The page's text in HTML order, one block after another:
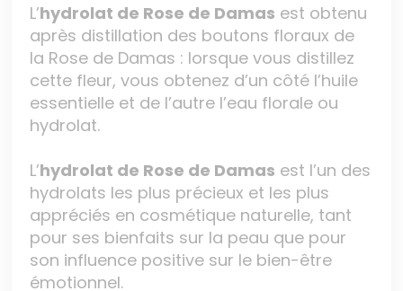
L’hydrolat de Rose de Damas est obtenu
après distillation des boutons floraux de
la Rose de Damas : lorsque vous distillez
cette fleur, vous obtenez d’un côté l’huile
essentielle et de l’autre l’eau florale ou
hydrolat.
L’hydrolat de Rose de Damas est l’un des
hydrolats les plus précieux et les plus
appréciés en cosmétique naturelle, tant
pour ses bienfaits sur la peau que pour
son influence positive sur le bien-être
émotionnel.